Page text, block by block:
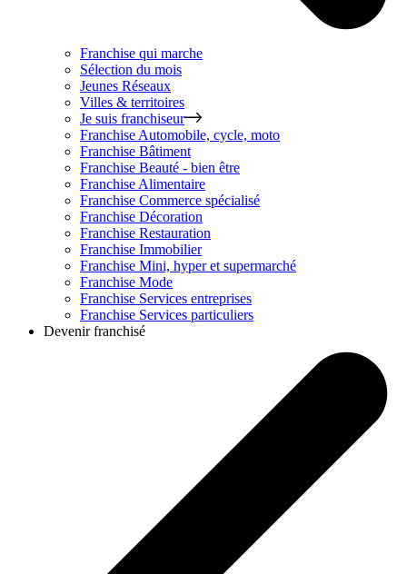
Franchise qui marche
Sélection du mois
Jeunes Réseaux
Villes & territoires
Je suis franchiseur
Franchise Automobile, cycle, moto
Franchise Bâtiment
Franchise Beauté - bien être
Franchise Alimentaire
Franchise Commerce spécialisé
Franchise Décoration
Franchise Restauration
Franchise Immobilier
Franchise Mini, hyper et supermarché
Franchise Mode
Franchise Services entreprises
Franchise Services particuliers
Devenir franchisé